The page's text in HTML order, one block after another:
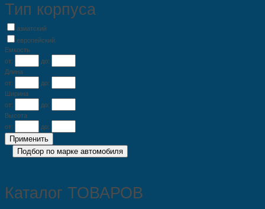
Тип корпуса
азиатский
европейский
Емкость
от:
до:
Длина
от:
до:
Ширина
от:
до:
Высота
от:
до:
Каталог ТОВАРОВ